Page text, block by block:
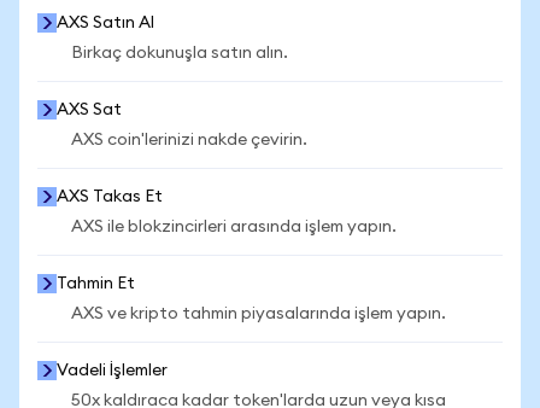
AXS Satın Al
Birkaç dokunuşla satın alın.
AXS Sat
AXS coin'lerinizi nakde çevirin.
AXS Takas Et
AXS ile blokzincirleri arasında işlem yapın.
Tahmin Et
AXS ve kripto tahmin piyasalarında işlem yapın.
Vadeli İşlemler
50x kaldıraca kadar token'larda uzun veya kısa